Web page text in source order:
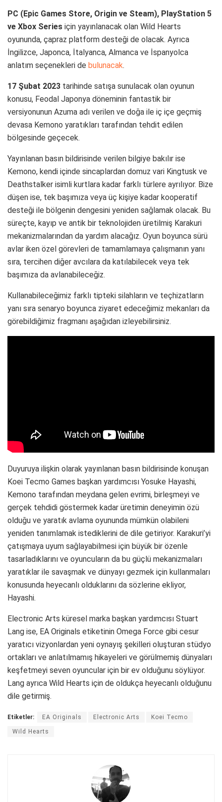
PC (Epic Games Store, Origin ve Steam), PlayStation 5
ve Xbox Series için yayınlanacak olan Wild Hearts
oyununda, çapraz platform desteği de olacak. Ayrıca
İngilizce, Japonca, İtalyanca, Almanca ve İspanyolca
anlatım seçenekleri de bulunacak.
17 Şubat 2023 tarihinde satışa sunulacak olan oyunun
konusu, Feodal Japonya döneminin fantastik bir
versiyonunun Azuma adı verilen ve doğa ile iç içe geçmiş
devasa Kemono yaratıkları tarafından tehdit edilen
bölgesinde geçecek.
Yayınlanan basın bildirisinde verilen bilgiye bakılır ise
Kemono, kendi içinde sincaplardan domuz vari Kingtusk ve
Deathstalker isimli kurtlara kadar farklı türlere ayrılıyor. Bize
düşen ise, tek başımıza veya üç kişiye kadar kooperatif
desteği ile bölgenin dengesini yeniden sağlamak olacak. Bu
süreçte, kayıp ve antik bir teknolojiden üretilmiş Karakuri
mekanizmalarından da yardım alacağız. Oyun boyunca sürü
avlar iken özel görevleri de tamamlamaya çalışmanın yanı
sıra, tercihen diğer avcılara da katılabilecek veya tek
başımıza da avlanabileceğiz.
Kullanabileceğimiz farklı tipteki silahların ve teçhizatların
yanı sıra senaryo boyunca ziyaret edeceğimiz mekanları da
görebildiğimiz fragmanı aşağıdan izleyebilirsiniz.
Duyuruya ilişkin olarak yayınlanan basın bildirisinde konuşan
Koei Tecmo Games başkan yardımcısı Yosuke Hayashi,
Kemono tarafından meydana gelen evrimi, birleşmeyi ve
gerçek tehdidi göstermek kadar üretimin deneyimin özü
olduğu ve yaratık avlama oyununda mümkün olabileni
yeniden tanımlamak istediklerini de dile getiriyor. Karakuri’yi
çatışmaya uyum sağlayabilmesi için büyük bir özenle
tasarladıklarını ve oyuncuların da bu güçlü mekanizmaları
yaratıklar ile savaşmak ve dünyayı gezmek için kullanmaları
konusunda heyecanlı olduklarını da sözlerine ekliyor,
Hayashi.
Electronic Arts küresel marka başkan yardımcısı Stuart
Lang ise, EA Originals etiketinin Omega Force gibi cesur
yaratıcı vizyonlardan yeni oynayış şekilleri oluşturan stüdyo
ortakları ve anlatılmamış hikayeleri ve görülmemiş dünyaları
keşfetmeyi seven oyuncular için bir ev olduğunu söylüyor.
Lang ayrıca Wild Hearts için de oldukça heyecanlı olduğunu
dile getirmiş.
Etiketler: EA Originals Electronic Arts Koei Tecmo
Wild Hearts